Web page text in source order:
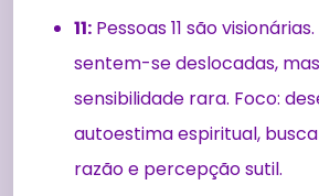
11: Pessoas 11 são
sentem-se deslocadas,
sensibilidade rara. Foco:
autoestima espiritual,
razão e percepção sutil.